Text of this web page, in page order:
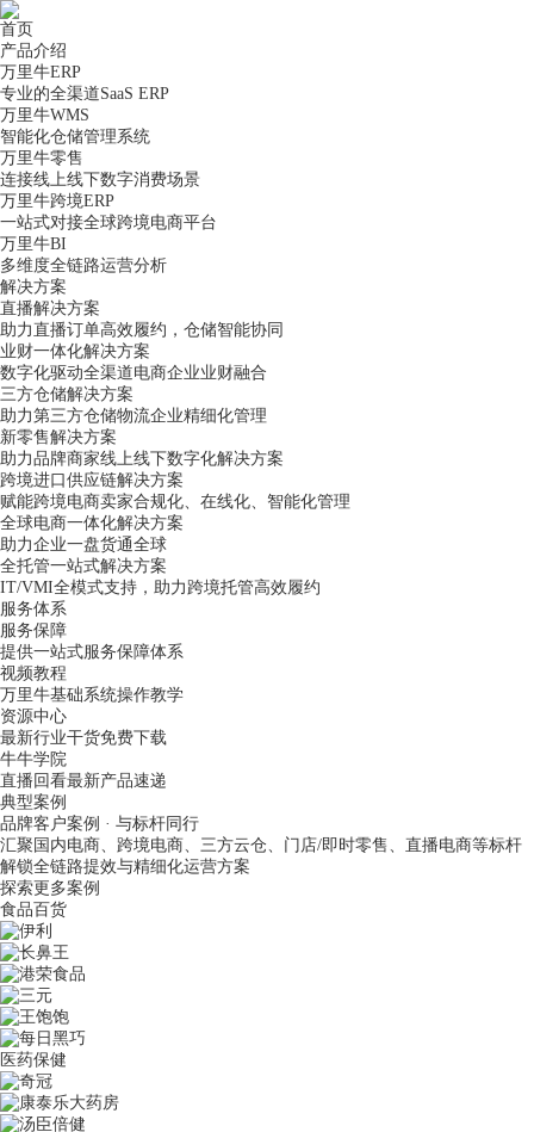
首页
产品介绍
万里牛ERP
专业的全渠道SaaS ERP
万里牛WMS
智能化仓储管理系统
万里牛零售
连接线上线下数字消费场景
万里牛跨境ERP
一站式对接全球跨境电商平台
万里牛BI
多维度全链路运营分析
解决方案
直播解决方案
助力直播订单高效履约，仓储智能协同
业财一体化解决方案
数字化驱动全渠道电商企业业财融合
三方仓储解决方案
助力第三方仓储物流企业精细化管理
新零售解决方案
助力品牌商家线上线下数字化解决方案
跨境进口供应链解决方案
赋能跨境电商卖家合规化、在线化、智能化管理
全球电商一体化解决方案
助力企业一盘货通全球
全托管一站式解决方案
IT/VMI全模式支持，助力跨境托管高效履约
服务体系
服务保障
提供一站式服务保障体系
视频教程
万里牛基础系统操作教学
资源中心
最新行业干货免费下载
牛牛学院
直播回看最新产品速递
典型案例
品牌客户案例 · 与标杆同行
汇聚国内电商、跨境电商、三方云仓、门店/即时零售、直播电商等标杆
解锁全链路提效与精细化运营方案
探索更多案例
食品百货
医药保健